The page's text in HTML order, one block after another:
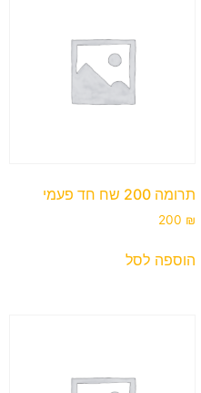
תרומה 200 שח חד פעמי
200 ₪
הוספה לסל